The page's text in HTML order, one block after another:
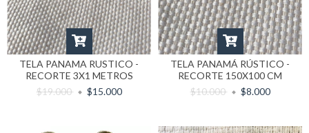
TELA PANAMA RUSTICO -
RECORTE 3X1 METROS
$19.000
$15.000
TELA PANAMÁ RÚSTICO -
RECORTE 150X100 CM
$10.000
$8.000